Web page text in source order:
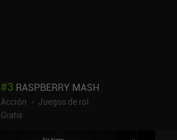
#3 RASPBERRY MASH
Acción
Juegos de rol
Gratis